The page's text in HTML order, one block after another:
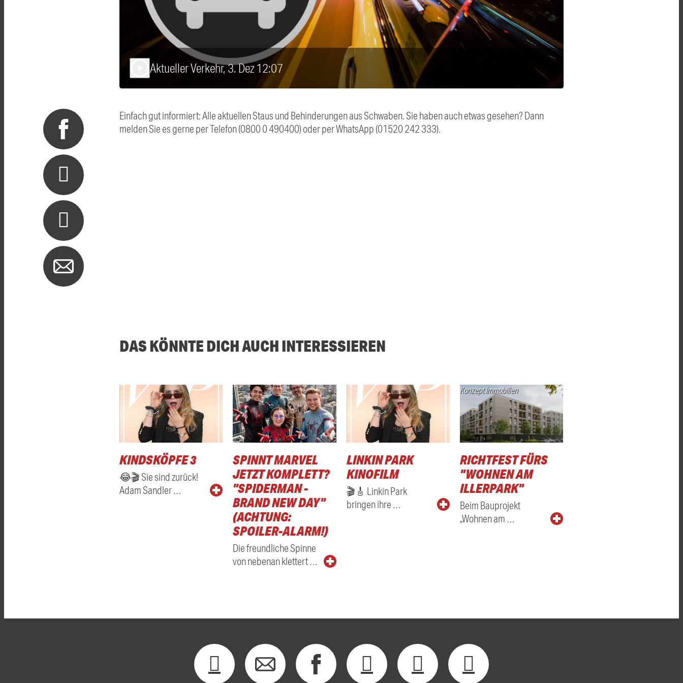
Aktueller Verkehr, 3. Dez 12:07
Einfach gut informiert: Alle aktuellen Staus und Behinderungen aus Schwaben. Sie haben auch etwas gesehen? Dann
melden Sie es gerne per Telefon (0800 0 490400) oder per WhatsApp (01520 242 333).
DAS KÖNNTE DICH AUCH INTERESSIEREN
KINDSKÖPFE 3
😂🎬 Sie sind zurück!
Adam Sandler …
SPINNT MARVEL
JETZT KOMPLETT?
"SPIDERMAN -
BRAND NEW DAY"
(ACHTUNG:
SPOILER-ALARM!)
Die freundliche Spinne
von nebenan klettert …
LINKIN PARK
KINOFILM
🎬🎸 Linkin Park
bringen ihre …
Konzept Immobilien
RICHTFEST FÜRS
"WOHNEN AM
ILLERPARK"
Beim Bauprojekt
„Wohnen am …